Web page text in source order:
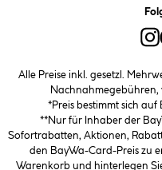
Alle Preise inkl. gesetzl.
Nachnahmegebühren,
*Preis bestimmt sich auf
**Nur für Inhaber der
Sofortrabatten, Aktionen,
den BayWa-Card-Preis zu
Warenkorb und hinterlegen